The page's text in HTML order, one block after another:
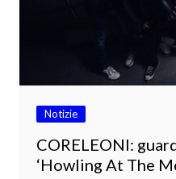
Notizie
CORELEONI:
‘Howling At The